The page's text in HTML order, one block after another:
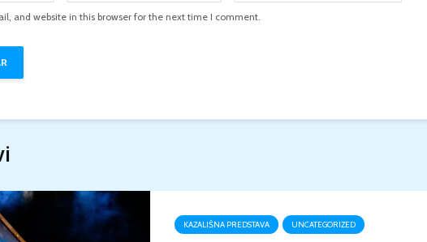
and website in this browser for the next time I comment.
KAZALIŠNA PREDSTAVA UNCATEGORIZED